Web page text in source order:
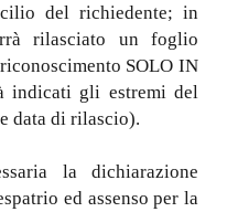
del richiedente; in
rilasciato un foglio
SOLO IN
indicati gli estremi del
data di rilascio).
la dichiarazione
ed assenso per la